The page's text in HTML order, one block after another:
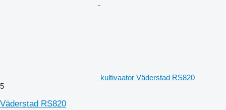
kultivaator Väderstad RS820
5
Väderstad RS820